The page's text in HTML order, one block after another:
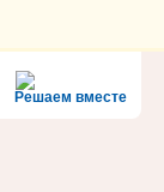
Решаем вместе